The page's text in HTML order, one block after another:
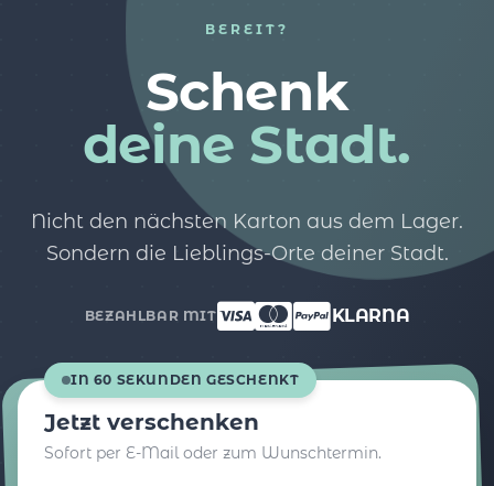
BEREIT?
Schenk
deine Stadt.
Nicht den nächsten Karton aus dem Lager.
Sondern die Lieblings-Orte deiner Stadt.
BEZAHLBAR MIT KLARNA
IN 60 SEKUNDEN GESCHENKT
Jetzt verschenken
Sofort per E-Mail oder zum Wunschtermin.